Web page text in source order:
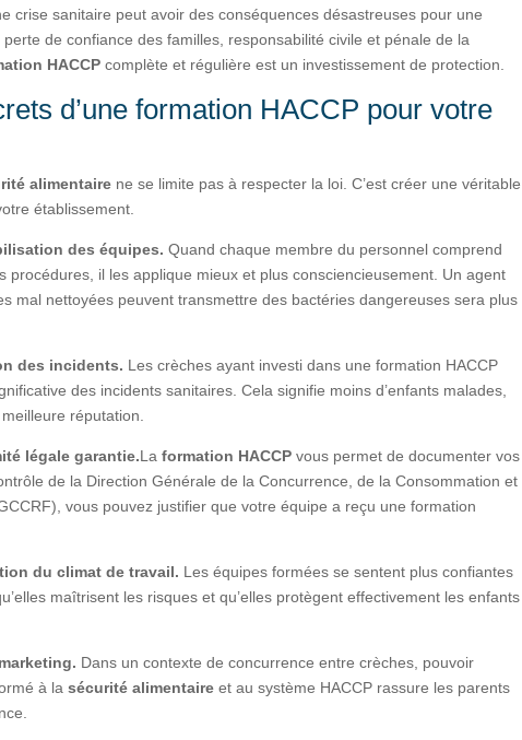
crise sanitaire peut avoir des conséquences désastreuses pour une
de confiance des familles, responsabilité civile et pénale de la
HACCPcomplète et régulière est un investissement de protection.
d’une formation HACCP pour votre
alimentaire ne se limite pas à respecter la loi. C’est créer une véritable
établissement.
des équipes.Quand chaque membre du personnel comprend
procédures, il les applique mieux et plus consciencieusement. Un agent
mal nettoyées peuvent transmettre des bactéries dangereuses sera plus
des incidents. Les crèches ayant investi dans une formation HACCP
des incidents sanitaires. Cela signifie moins d’enfants malades,
réputation.
légale garantie.Laformation HACCPvous permet de documenter vos
de la Direction Générale de la Concurrence, de la Consommation et
vous pouvez justifier que votre équipe a reçu une formation
du climat de travail. Les équipes formées se sentent plus confiantes
maîtrisent les risques et qu’elles protègent effectivement les enfants
Dans un contexte de concurrence entre crèches, pouvoir
à lasécurité alimentaireet au système HACCP rassure les parents